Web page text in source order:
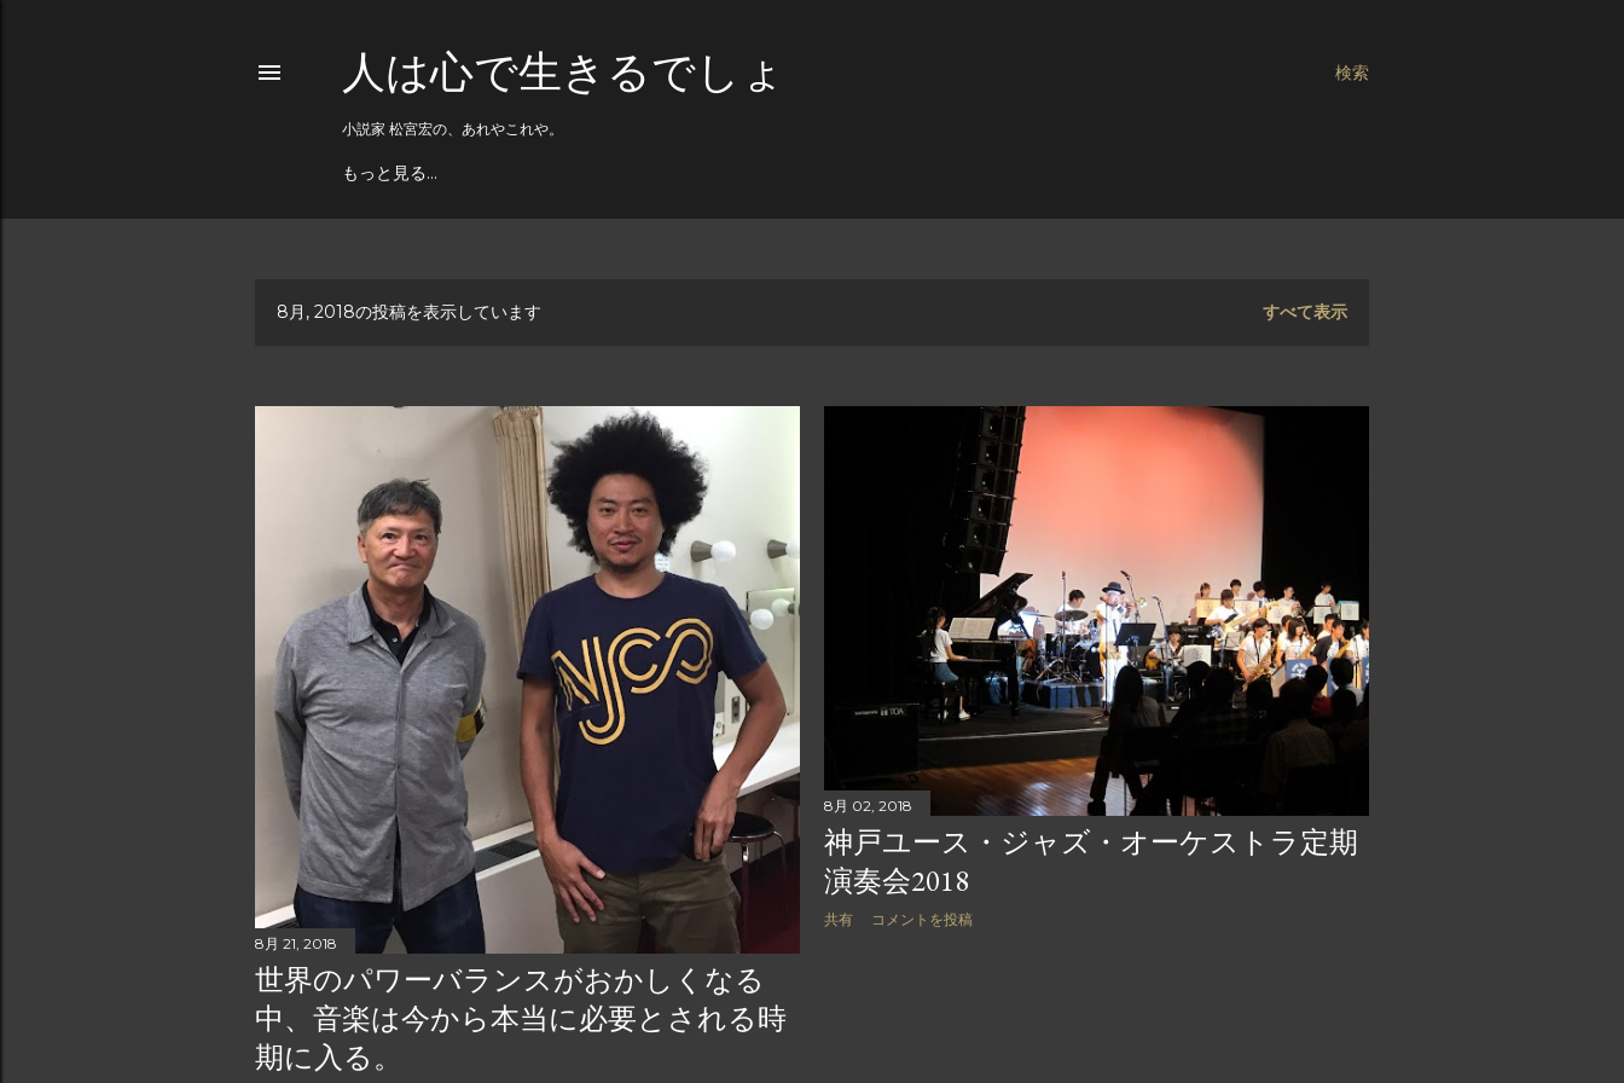
検索
人は心で生きるでしょ
小説家 松宮宏の、あれやこれや。
もっと見る…
投
8月, 2018の投稿を表示しています すべて表示
8月 21, 2018
世界のパワーバランスがおかしくなる
中、音楽は今から本当に必要とされる時
期に入る。
8月 02, 2018
神戸ユース・ジャズ・オーケストラ定期
演奏会2018
共有 コメントを投稿